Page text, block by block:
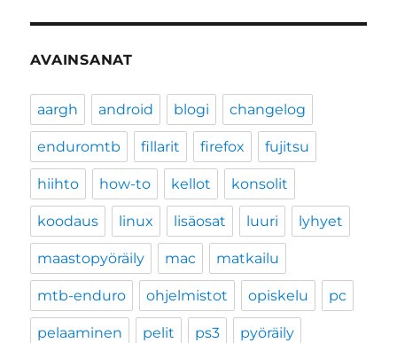
AVAINSANAT
aargh android blogi changelog
enduromtb fillarit firefox fujitsu
hiihto how-to kellot konsolit
koodaus linux lisäosat luuri lyhyet
maastopyöräily mac matkailu
mtb-enduro ohjelmistot opiskelu pc
pelaaminen pelit ps3 pyöräily